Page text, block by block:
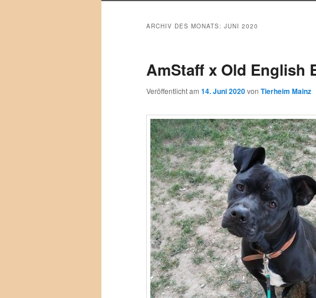
ARCHIV DES MONATS: JUNI 2020
AmStaff x Old English
Veröffentlicht am 14. Juni 2020von Tierheim Mainz